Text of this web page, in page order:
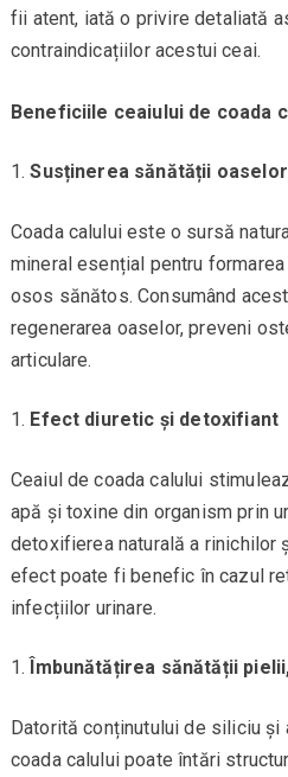
fii atent, iată o privire detaliată
contraindicațiilor acestui ceai.
Beneficiile ceaiului de coada
Susținerea sănătății
Coada calului este o sursă
mineral esențial pentru
osos sănătos. Consumând
regenerarea oaselor, preveni
articulare.
Efect diuretic și detoxifiant
Ceaiul de coada calului
apă și toxine din organism prin
detoxifierea naturală a rinichilor
efect poate fi benefic în cazul
infecțiilor urinare.
Îmbunătățirea sănătății
Datorită conținutului de siliciu și
coada calului poate întări